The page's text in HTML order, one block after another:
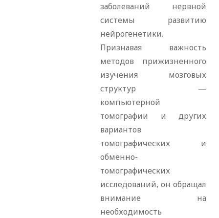
заболеваний нервной
системы развитию
нейрогенетики.
Признавая важность
методов прижизненного
изучения мозговых
структур —
компьютерной
томографии и других
вариантов
томографических и
обменно-
томографических
исследований, он обращал
внимание на
необходимость